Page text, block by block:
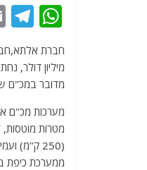
W
h
at
s
A
p
p
מיליון דולר, נחתם ב-2017, ומערכות המכ"ם יגיעו אל הרפובליקה
מדובר במכ"ם
(250 ק"מ)
ממערכת כיפת